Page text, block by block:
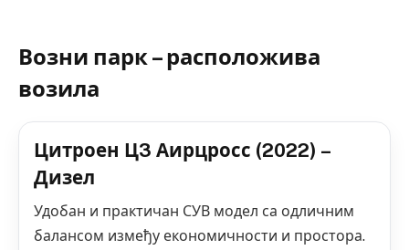
Возни парк – расположива
возила
Цитроен Ц3 Аирцросс (2022) –
Дизел
Удобан и практичан СУВ модел са одличним
балансом између економичности и простора.